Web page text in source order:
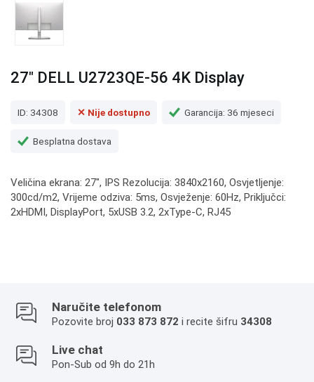
27" DELL U2723QE-56 4K Display
ID: 34308 ✕ Nije dostupno Garancija: 36 mjeseci
Besplatna dostava
Veličina ekrana: 27", IPS Rezolucija: 3840x2160, Osvjetljenje:
300cd/m2, Vrijeme odziva: 5ms, Osvježenje: 60Hz, Priključci:
2xHDMI, DisplayPort, 5xUSB 3.2, 2xType-C, RJ45
Naručite telefonom
Pozovite broj 033 873 872 i recite šifru 34308
Live chat
Pon-Sub od 9h do 21h